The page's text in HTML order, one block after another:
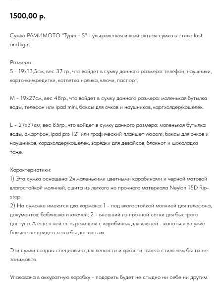
1500,00 р.
Сумка РАМИМОТО "Турист S" - ультралёгкая и компактная сумка в стиле fast
and light.
Размеры:
S - 19х13,5см, вес 37 гр., что войдет в сумку данного размера: телефон, наушники,
карточки/кредитки, котлетка налика, ключи, паспорт.
M - 19х27см, вес 48гр., что войдет в сумку данного размера: маленькая бутылка
воды, телефон или ipad mini, боксы для очков и наушников, картхолдер/кошелек.
L - 27х37см, вес 85гр., что войдет в сумку данного размера: маленькая бутылка
воды, смартфон, ipad pro 12" или графический планшет wacom, боксы для очков и
наушников, кардхолдер/кошелек, зарядки для девайсов, блокнот и шоколадка
тоже.
Характеристики:
1) Эта сумка оснащена 2я маленькими цветными карабинами и черной матовой
влагостойкой молнией, сшита из легкого но прочного материала Neylon 15D Rip-
stop.
2) На сумочке имеются два кармана: 1 - под влагостойкой молнией для телефона,
документов, баблишка и ключей; 2 - внешний из прочной сетки для быстрого
доступа. А еще в ней есть ремешок с карабином для ключей - капаться в сумке
больше не придется что бы достать их.
Эти сумки создаы специально для легкости и яркости твоего стиля чем бы ты не
занимался.
Упакована в аккуратную коробку - подарить будет не стыдно ни себе ни другим.